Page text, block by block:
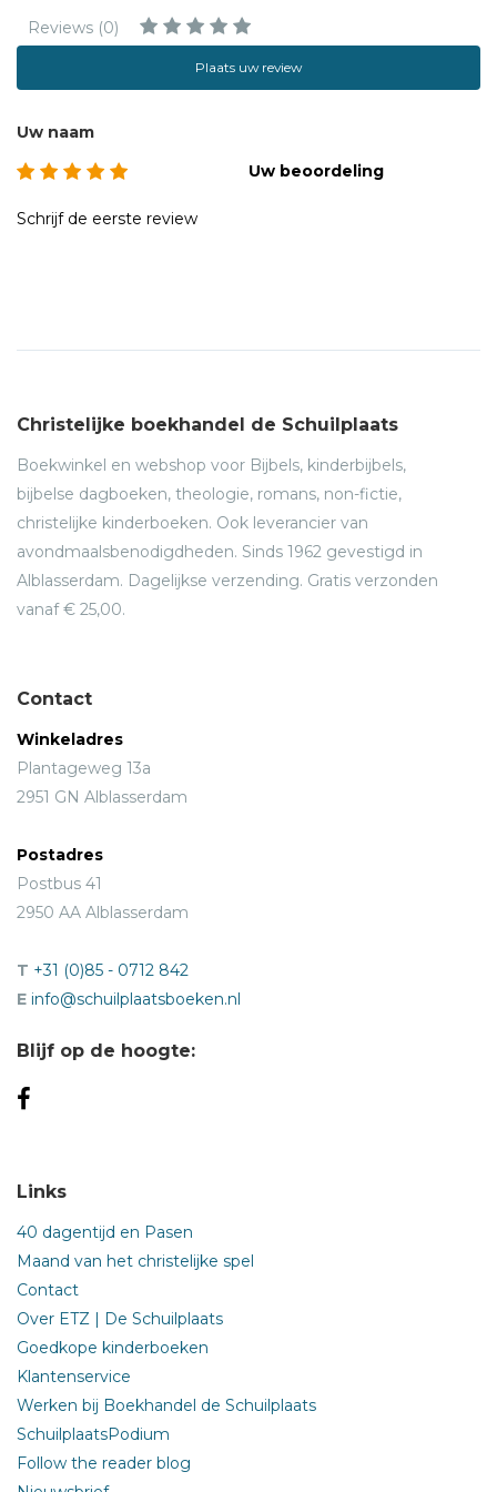
Reviews (0)
Plaats uw review
Uw naam
Uw beoordeling
Schrijf de eerste review
Christelijke boekhandel de Schuilplaats
Boekwinkel en webshop voor Bijbels, kinderbijbels,
bijbelse dagboeken, theologie, romans, non-fictie,
christelijke kinderboeken. Ook leverancier van
avondmaalsbenodigdheden. Sinds 1962 gevestigd in
Alblasserdam. Dagelijkse verzending. Gratis verzonden
vanaf € 25,00.
Contact
Winkeladres
Plantageweg 13a
2951 GN Alblasserdam
Postadres
Postbus 41
2950 AA Alblasserdam
T +31 (0)85 - 0712 842
E info@schuilplaatsboeken.nl
Blijf op de hoogte:
Links
40 dagentijd en Pasen
Maand van het christelijke spel
Contact
Over ETZ | De Schuilplaats
Goedkope kinderboeken
Klantenservice
Werken bij Boekhandel de Schuilplaats
SchuilplaatsPodium
Follow the reader blog